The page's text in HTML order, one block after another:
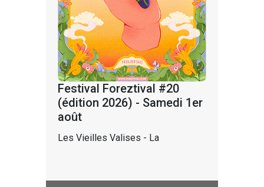
Festival Foreztival #20
(édition 2026) - Samedi 1er
août
Les Vieilles Valises - La